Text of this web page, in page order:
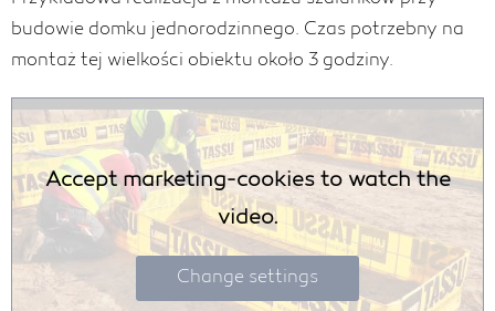
budowie domku jednorodzinnego. Czas potrzebny na
montaż tej wielkości obiektu około 3 godziny.
Accept marketing-cookies to watch the
video.
Change settings